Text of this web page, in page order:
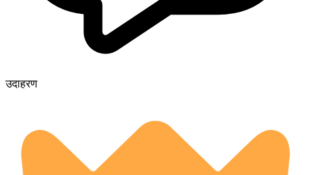
उदाहरण